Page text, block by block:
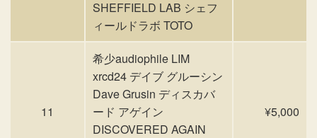
SHEFFIELD LAB シェフ
ィールドラボ TOTO
11
希少audiophile LIM
xrcd24 デイブ グルーシン
Dave Grusin ディスカバ
ード アゲイン
DISCOVERED AGAIN
¥5,000